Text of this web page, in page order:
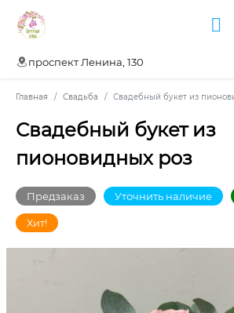
проспект Ленина, 130
Главная Свадьба Свадебный букет из
Свадебный букет из
пионовидных роз
Предзаказ Уточнить наличие
Хит!